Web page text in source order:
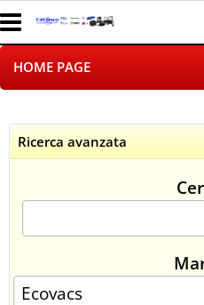
HOME PAGE
LOGISTICA
NEGOZI ON LINE
SINCRONIZZATI CON NOI
Ricerca avanzata